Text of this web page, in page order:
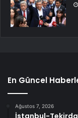
En Güncel
Ağustos 7, 2026
İstanbul-